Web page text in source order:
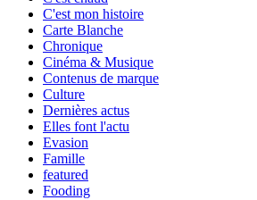
C'est mon histoire
Carte Blanche
Chronique
Cinéma & Musique
Contenus de marque
Culture
Dernières actus
Elles font l'actu
Evasion
Famille
featured
Fooding